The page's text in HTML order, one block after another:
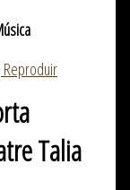
Reproduir
Talia